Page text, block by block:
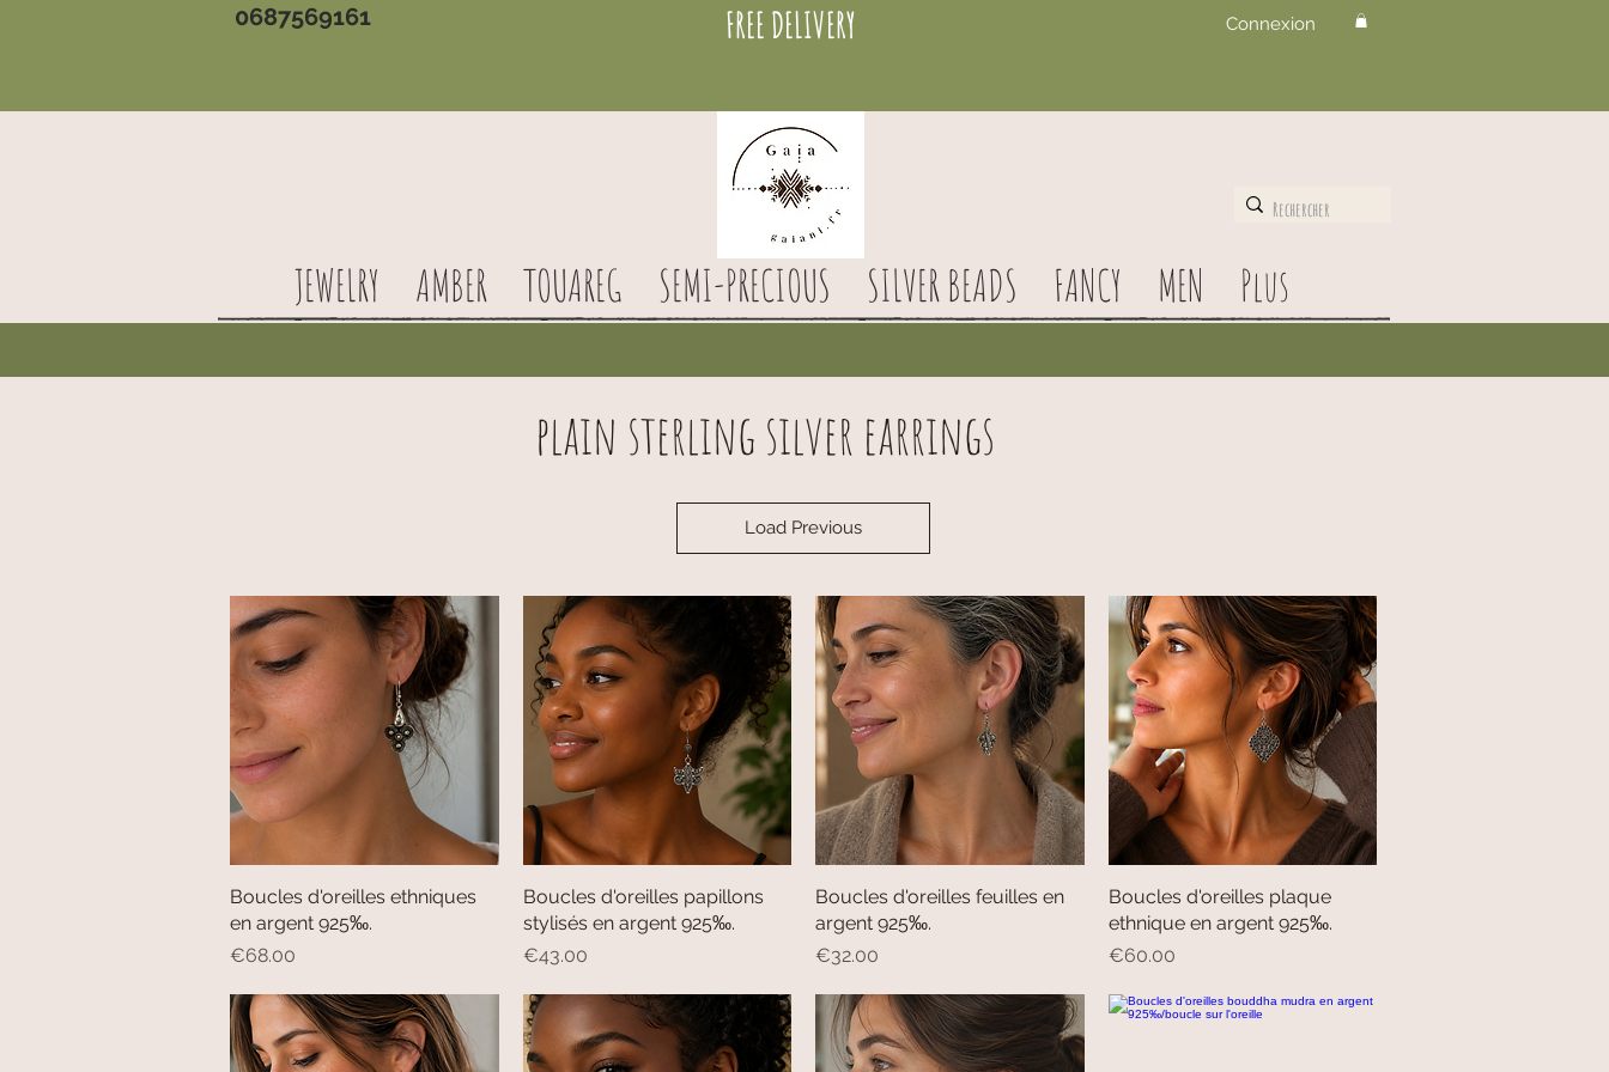
0687569161 FREE DELIVERY Connexion
JEWELRY AMBER TOUAREG SEMI-PRECIOUS SILVER BEADS FANCY MEN Plus
plain sterling silver earrings
Load Previous
Quick View
Boucles d'oreilles ethniques
en argent 925‰.
Price
€68.00
Quick View
Boucles d'oreilles papillons
stylisés en argent 925‰.
Price
€43.00
Quick View
Boucles d'oreilles feuilles en
argent 925‰.
Price
€32.00
Quick View
Boucles d'oreilles plaque
ethnique en argent 925‰.
Price
€60.00